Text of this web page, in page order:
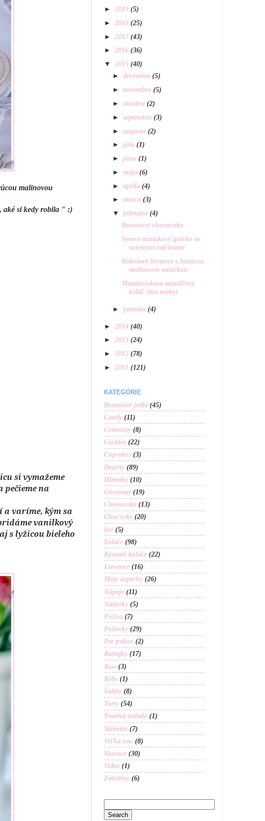
malinovou
aké si kedy robila " :)
si vymažeme
pečieme na
varíme, kým sa
vanilkový
s lyžicou bieleho
► 2019 (5)
► 2018 (25)
► 2017 (43)
► 2016 (36)
▼ 2015 (40)
►decembra(5)
►novembra(5)
►októbra(2)
►septembra(3)
►augusta(2)
►júla(1)
► júna(1)
►mája(6)
►apríla(4)
►marca(3)
▼ februára(4)
Banánový cheesecake
Syrovo tuniakový quiche so
sušenými rajčinami
Kokosové lievance s horúcou
malinovou omáčkou
Mandarínkovo mandľový
koláč (bez múky)
► januára(4)
► 2014 (40)
► 2013 (24)
► 2012 (78)
► 2011 (121)
KATEGÓRIE
Bezmäsité jedlá (45)
Candy (11)
Cestoviny (8)
Cookies (22)
Cupcakes (3)
Dezerty (89)
Džemíky (10)
Giveaway (19)
Cheesecake (13)
Chuťovky (20)
Iné (5)
Koláče (98)
Kysnuté koláče (22)
Lievance (16)
Moje úspechy (26)
Nápoje (11)
Nátierky (5)
Pečivo (7)
Polievky (29)
Pre psíkov (2)
Raňajky (17)
Raw (3)
Ryby (1)
Šaláty (8)
Torty (54)
Tvorivá nálada (1)
Valentín (7)
Veľká noc (8)
Vianoce (30)
Video (1)
Zmrzliny (6)